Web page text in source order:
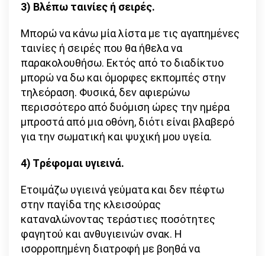
3) Βλέπω ταινίες ή σειρές.
Μπορώ να κάνω μία λίστα με τις αγαπημένες
ταινίες ή σειρές που θα ήθελα να
παρακολουθήσω. Εκτός από το διαδίκτυο
μπορώ να δω και όμορφες εκπομπές στην
τηλεόραση. Φυσικά, δεν αφιερώνω
περισσότερο από δυόμιση ώρες την ημέρα
μπροστά από μια οθόνη, διότι είναι βλαβερό
για την σωματική και ψυχική μου υγεία.
4) Tρέφομαι υγιεινά.
Ετοιμάζω υγιεινά γεύματα και δεν πέφτω
στην παγίδα της κλεισούρας
καταναλώνοντας τεράστιες ποσότητες
φαγητού και ανθυγιεινών σνακ. Η
ισορροπημένη διατροφή με βοηθά να